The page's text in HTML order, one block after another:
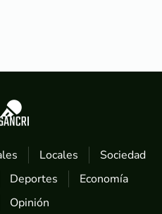
Locales
Sociedad
Deportes
Economía
Opinión